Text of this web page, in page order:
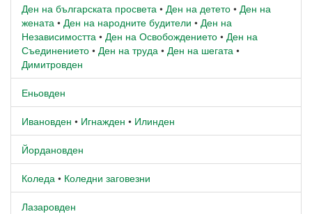
Ден на българската просвета • Ден на детето • Ден на
жената • Ден на народните будители • Ден на
Независимостта • Ден на Освобождението • Ден на
Съединението • Ден на труда • Ден на шегата •
Димитровден
Еньовден
Ивановден • Игнажден • Илинден
Йордановден
Коледа • Коледни заговезни
Лазаровден